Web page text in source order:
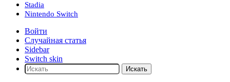
Stadia
Nintendo Switch
Войти
Случайная статья
Sidebar
Switch skin
Искать